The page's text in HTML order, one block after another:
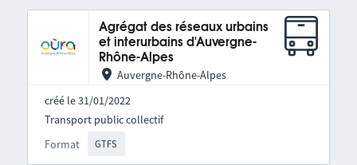
Agrégat des réseaux urbains
et interurbains d'Auvergne-
Rhône-Alpes
Auvergne-Rhône-Alpes
créé le 31/01/2022
Format GTFS
Transport public collectif